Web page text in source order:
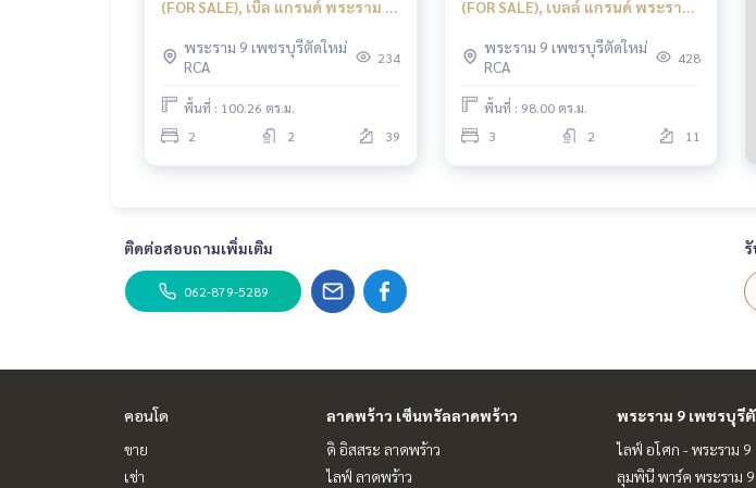
(FOR SALE), เบ็ล แกรนด์ พระราม 9
พระราม 9 เพชรบุรีตัดใหม่
RCA
234
พื้นที่ : 100.26 ตร.ม.
2
2 39
(FOR SALE), เบลล์ แกรนด์ พระราม
พระราม 9 เพชรบุรีตัดใหม่
RCA
428
พื้นที่ : 98.00 ตร.ม.
3
2 11
ติดต่อสอบถามเพิ่มเติม
062-879-5289
คอนโด
ขาย
เช่า
ลาดพร้าว เซ็นทรัลลาดพร้าว
ดิ อิสสระ ลาดพร้าว
ไลฟ์ ลาดพร้าว
พระราม 9 เพชรบุรีตั
ไลฟ์ อโศก - พระราม 9
ลุมพินี พาร์ค พระราม 9